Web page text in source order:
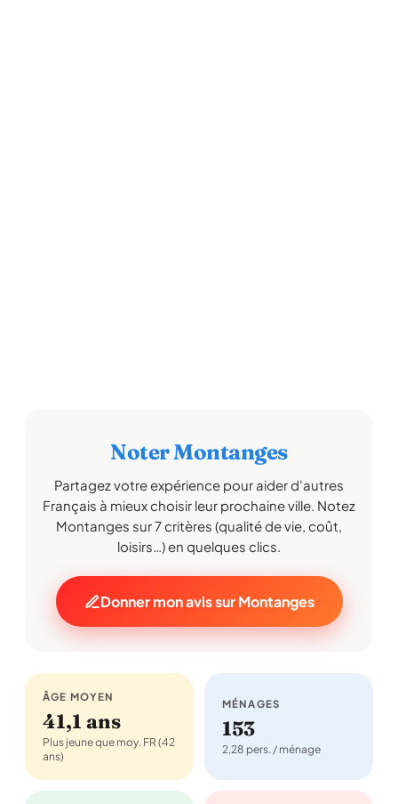
Noter Montanges
Partagez votre expérience pour aider d'autres
Français à mieux choisir leur prochaine ville. Notez
Montanges sur 7 critères (qualité de vie, coût,
loisirs…) en quelques clics.
Donner mon avis sur Montanges
ÂGE MOYEN
41,1 ans
Plus jeune que moy. FR (42
ans)
MÉNAGES
153
2,28 pers. / ménage